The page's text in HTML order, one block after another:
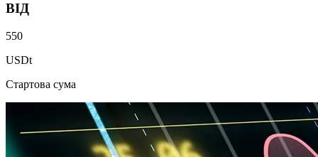
ВІД
550
USDt
Стартова сума